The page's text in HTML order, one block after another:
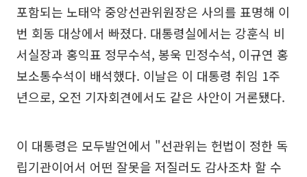
포함되는 노태악 중앙선관위원장은 사의를 표명해 이
번 회동 대상에서 빠졌다. 대통령실에서는 강훈식 비
서실장과 홍익표 정무수석, 봉욱 민정수석, 이규연 홍
보소통수석이 배석했다. 이날은 이 대통령 취임 1주
년으로, 오전 기자회견에서도 같은 사안이 거론됐다.
이 대통령은 모두발언에서 "선관위는 헌법이 정한 독
립기관이어서 어떤 잘못을 저질러도 감사조차 할 수